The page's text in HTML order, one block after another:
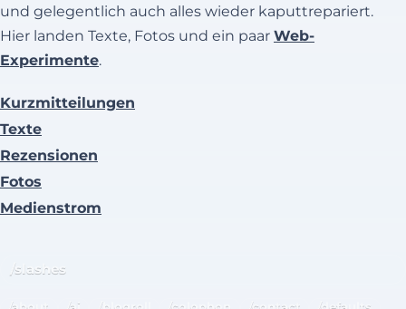
und gelegentlich auch alles wieder kaputtrepariert.
Hier landen Texte, Fotos und ein paar Web-
Experimente.
Kurzmitteilungen
Texte
Rezensionen
Fotos
Medienstrom
/slashes